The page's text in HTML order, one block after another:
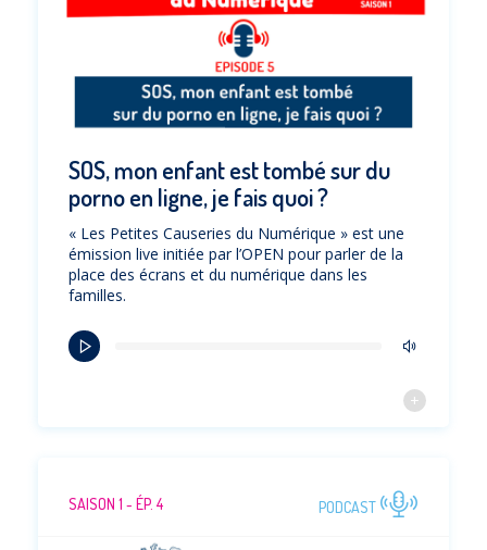
SOS, mon enfant est tombé sur du
porno en ligne, je fais quoi ?
« Les Petites Causeries du Numérique » est une
émission live initiée par l’OPEN pour parler de la
place des écrans et du numérique dans les
familles.
SAISON 1 - ÉP. 4 PODCAST